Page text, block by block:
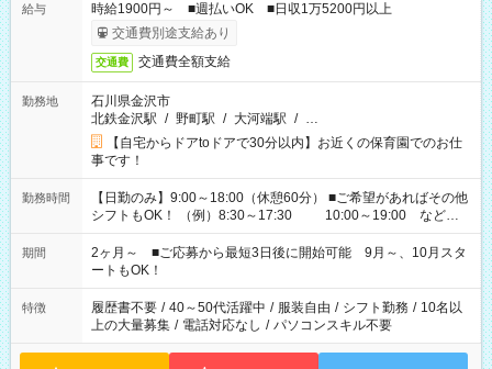
給与
時給1900円～ ■週払いOK ■日収1万5200円以上
交通費別途支給あり
交通費 交通費全額支給
勤務地
石川県金沢市
北鉄金沢駅 / 野町駅 / 大河端駅 / …
【自宅からドアtoドアで30分以内】お近くの保育園でのお仕
事です！
勤務時間
【日勤のみ】9:00～18:00（休憩60分） ■ご希望があればその他
シフトもOK！ （例）8:30～17:30 10:00～19:00 など
「家族とお休みを合わせたい」 「余裕を持って夕飯の準備がし
たい」 「できれば残業はしたくない」 など、ご希望があれば教
えてくださいね。 ※Wワーク希望の方へ 今ご覧のお仕事で希望
する勤務時間と、もう1つのお仕事の勤務時間。 合計で週40時
間を超える場合は応募できません
期間
2ヶ月～ ■ご応募から最短3日後に開始可能 9月～、10月スタ
ートもOK！
特徴 履歴書不要 / 40～50代活躍中 / 服装自由 / シフト勤務 / 10名以
上の大量募集 / 電話対応なし / パソコンスキル不要